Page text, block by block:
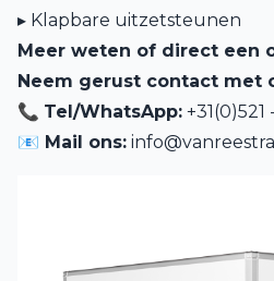
▸ Klapbare uitzetsteunen
Meer weten of direct een
Neem gerust contact met
📞 Tel/WhatsApp: +31(0)521
📧 Mail ons: